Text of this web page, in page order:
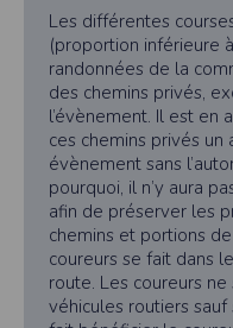
lieu près de l’étang de
publique Le chemin de
3) Descriptif des
Les différentes
(proportion inférieure
randonnées de la
des chemins privés,
l’évènement. Il est en
ces chemins privés
évènement sans
pourquoi, il n’y aura
afin de préserver les
chemins et portions
Les différentes
(proportion inférieure
randonnées de la
des chemins privés,
l’évènement. Il est en
ces chemins privés
évènement sans
pourquoi, il n’y aura
afin de préserver les
chemins et portions
coureurs se fait dans
route. Les coureurs
véhicules routiers